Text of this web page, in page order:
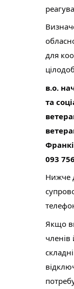
для
в.о.
та
093
Нижче
Якщо
членів